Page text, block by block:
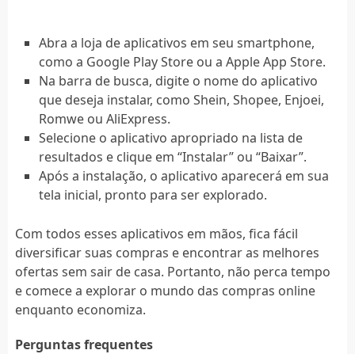
Abra a loja de aplicativos em seu smartphone,
como a Google Play Store ou a Apple App Store.
Na barra de busca, digite o nome do aplicativo
que deseja instalar, como Shein, Shopee, Enjoei,
Romwe ou AliExpress.
Selecione o aplicativo apropriado na lista de
resultados e clique em “Instalar” ou “Baixar”.
Após a instalação, o aplicativo aparecerá em sua
tela inicial, pronto para ser explorado.
Com todos esses aplicativos em mãos, fica fácil
diversificar suas compras e encontrar as melhores
ofertas sem sair de casa. Portanto, não perca tempo
e comece a explorar o mundo das compras online
enquanto economiza.
Perguntas frequentes